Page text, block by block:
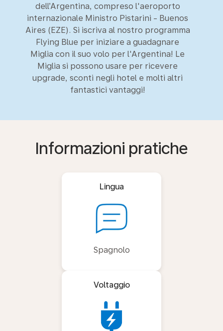
dell’Argentina, compreso l'aeroporto
internazionale Ministro Pistarini - Buenos
Aires (EZE). Si iscriva al nostro programma
Flying Blue per iniziare a guadagnare
Miglia con il suo volo per l'Argentina! Le
Miglia si possono usare per ricevere
upgrade, sconti negli hotel e molti altri
fantastici vantaggi!
Informazioni pratiche
Lingua
Spagnolo
Voltaggio